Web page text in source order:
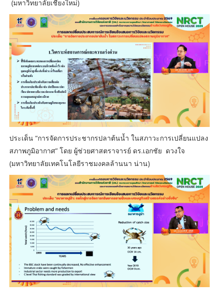
(มหาวิทยาลัยเชียงใหม่)
ประเด็น “การจัดการประชากรปลาต้นน้ำ ในสภาวะการเปลี่ยนแปลง
สภาพภูมิอากาศ” โดย ผู้ช่วยศาสตราจารย์ ดร.เอกชัย ดวงใจ
(มหาวิทยาลัยเทคโนโลยีราชมงคลล้านนา น่าน)